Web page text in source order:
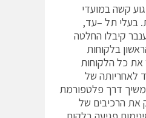
קשה במועדי
בעלי תל –עד,
קיבלו החלטה
בלקוחות
את כל הלקוחות
לאחריותה של
דרך פלטפורמת
את הרכיבים של